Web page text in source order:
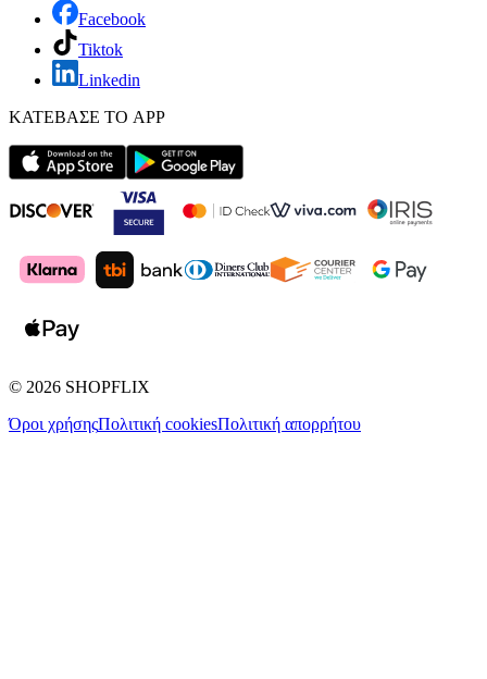
Facebook
Tiktok
Linkedin
ΚΑΤΕΒΑΣΕ ΤΟ APP
© 2026 SHOPFLIX
Όροι χρήσηςΠολιτική cookiesΠολιτική απορρήτου